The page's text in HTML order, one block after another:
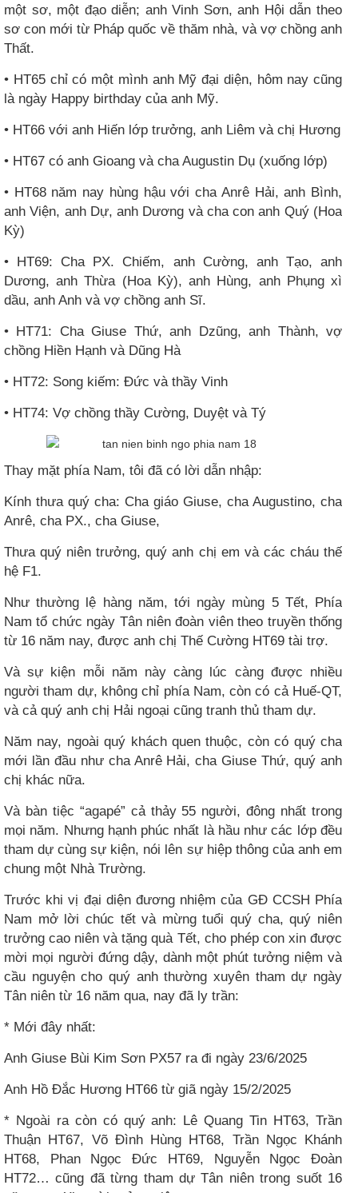
một sơ, một đạo diễn; anh Vinh Sơn, anh Hội dẫn theo
sơ con mới từ Pháp quốc về thăm nhà, và vợ chồng anh
Thất.
• HT65 chỉ có một mình anh Mỹ đại diện, hôm nay cũng
là ngày Happy birthday của anh Mỹ.
• HT66 với anh Hiến lớp trưởng, anh Liêm và chị Hương
• HT67 có anh Gioang và cha Augustin Dụ (xuống lớp)
• HT68 năm nay hùng hậu với cha Anrê Hải, anh Bình,
anh Viện, anh Dự, anh Dương và cha con anh Quý (Hoa
Kỳ)
• HT69: Cha PX. Chiếm, anh Cường, anh Tạo, anh
Dương, anh Thừa (Hoa Kỳ), anh Hùng, anh Phụng xì
dầu, anh Anh và vợ chồng anh Sĩ.
• HT71: Cha Giuse Thứ, anh Dzũng, anh Thành, vợ
chồng Hiền Hạnh và Dũng Hà
• HT72: Song kiếm: Đức và thầy Vinh
• HT74: Vợ chồng thầy Cường, Duyệt và Tý
Thay mặt phía Nam, tôi đã có lời dẫn nhập:
Kính thưa quý cha: Cha giáo Giuse, cha Augustino, cha
Anrê, cha PX., cha Giuse,
Thưa quý niên trưởng, quý anh chị em và các cháu thế
hệ F1.
Như thường lệ hàng năm, tới ngày mùng 5 Tết, Phía
Nam tổ chức ngày Tân niên đoàn viên theo truyền thống
từ 16 năm nay, được anh chị Thế Cường HT69 tài trợ.
Và sự kiện mỗi năm này càng lúc càng được nhiều
người tham dự, không chỉ phía Nam, còn có cả Huế-QT,
và cả quý anh chị Hải ngoại cũng tranh thủ tham dự.
Năm nay, ngoài quý khách quen thuộc, còn có quý cha
mới lần đầu như cha Anrê Hải, cha Giuse Thứ, quý anh
chị khác nữa.
Và bàn tiệc “agapé” cả thảy 55 người, đông nhất trong
mọi năm. Nhưng hạnh phúc nhất là hầu như các lớp đều
tham dự cùng sự kiện, nói lên sự hiệp thông của anh em
chung một Nhà Trường.
Trước khi vị đại diện đương nhiệm của GĐ CCSH Phía
Nam mở lời chúc tết và mừng tuổi quý cha, quý niên
trưởng cao niên và tặng quà Tết, cho phép con xin được
mời mọi người đứng dậy, dành một phút tưởng niệm và
cầu nguyện cho quý anh thường xuyên tham dự ngày
Tân niên từ 16 năm qua, nay đã ly trần:
* Mới đây nhất:
Anh Giuse Bùi Kim Sơn PX57 ra đi ngày 23/6/2025
Anh Hồ Đắc Hương HT66 từ giã ngày 15/2/2025
* Ngoài ra còn có quý anh: Lê Quang Tin HT63, Trần
Thuận HT67, Võ Đình Hùng HT68, Trần Ngọc Khánh
HT68, Phan Ngọc Đức HT69, Nguyễn Ngọc Đoàn
HT72… cũng đã từng tham dự Tân niên trong suốt 16